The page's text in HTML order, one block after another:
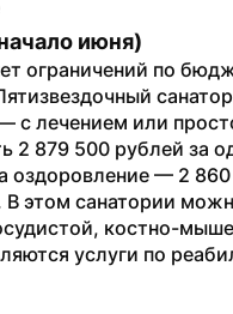
июня)
ограничений по
с лечением или
2 879 500 рублей за
оздоровление — 2
этом санатории
костно-
услуги по